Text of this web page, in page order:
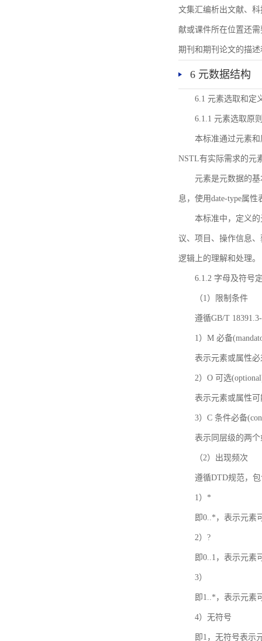
文集汇编析出文献、
献或课件所在位置还
期刊和期刊论文的描
6 元数据结构
6.1 元素选取和定
6.1.1 元素选取原
本标准通过元素
NSTL有实际需求的元
元素是元数据的
息，使用date-type属
本标准中，定义
议、项目、操作信息
逻辑上的理解和处理。
6.1.2 字母及符号
（1）限制条件
遵循GB/T
1）M 必备
表示元素或属性
2）O 可选
表示元素或属性
3）C 条件必备
表示同层级的两
（2）出现频次
遵循DTD规范，
1）*
即0..*，表示元素
2）?
即0..1，表示元素
3）
即1..*，表示元素
4）无符号
即1，无符号表示